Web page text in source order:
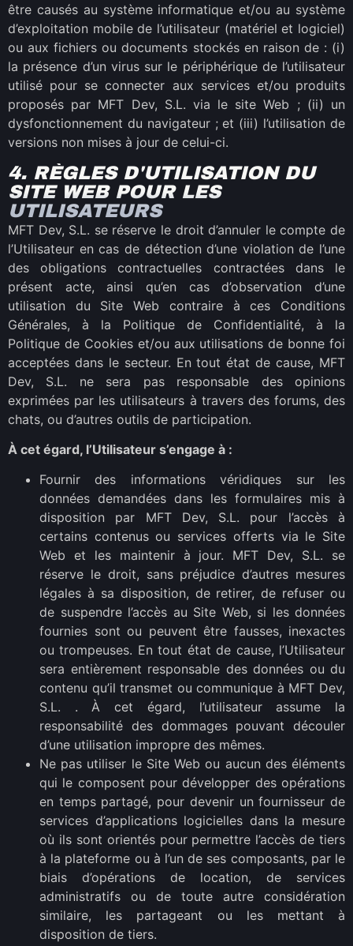
être causés au système informatique et/ou au système
d’exploitation mobile de l’utilisateur (matériel et logiciel)
ou aux fichiers ou documents stockés en raison de : (i)
la présence d’un virus sur le périphérique de l’utilisateur
utilisé pour se connecter aux services et/ou produits
proposés par MFT Dev, S.L. via le site Web ; (ii) un
dysfonctionnement du navigateur ; et (iii) l’utilisation de
versions non mises à jour de celui-ci.
4. RÈGLES D'UTILISATION DU
SITE WEB POUR LES
UTILISATEURS
MFT Dev, S.L. se réserve le droit d’annuler le compte de
l’Utilisateur en cas de détection d’une violation de l’une
des obligations contractuelles contractées dans le
présent acte, ainsi qu’en cas d’observation d’une
utilisation du Site Web contraire à ces Conditions
Générales, à la Politique de Confidentialité, à la
Politique de Cookies et/ou aux utilisations de bonne foi
acceptées dans le secteur. En tout état de cause, MFT
Dev, S.L. ne sera pas responsable des opinions
exprimées par les utilisateurs à travers des forums, des
chats, ou d’autres outils de participation.
À cet égard, l’Utilisateur s’engage à :
Fournir des informations véridiques sur les
données demandées dans les formulaires mis à
disposition par MFT Dev, S.L. pour l’accès à
certains contenus ou services offerts via le Site
Web et les maintenir à jour. MFT Dev, S.L. se
réserve le droit, sans préjudice d’autres mesures
légales à sa disposition, de retirer, de refuser ou
de suspendre l’accès au Site Web, si les données
fournies sont ou peuvent être fausses, inexactes
ou trompeuses. En tout état de cause, l’Utilisateur
sera entièrement responsable des données ou du
contenu qu’il transmet ou communique à MFT Dev,
S.L. . À cet égard, l’utilisateur assume la
responsabilité des dommages pouvant découler
d’une utilisation impropre des mêmes.
Ne pas utiliser le Site Web ou aucun des éléments
qui le composent pour développer des opérations
en temps partagé, pour devenir un fournisseur de
services d’applications logicielles dans la mesure
où ils sont orientés pour permettre l’accès de tiers
à la plateforme ou à l’un de ses composants, par le
biais d’opérations de location, de services
administratifs ou de toute autre considération
similaire, les partageant ou les mettant à
disposition de tiers.